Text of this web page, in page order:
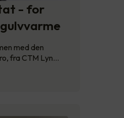
- for
med den
fra CTM Lyn…